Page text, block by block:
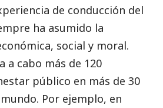
de conducción del
ha asumido la
social y moral.
a cabo más de 120
público en más de 30
Por ejemplo, en